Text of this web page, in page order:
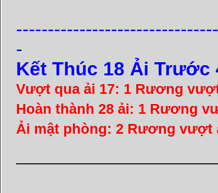
-
Kết Thúc 18 Ải Trước
Vượt qua ải 17: 1 Rương
Hoàn thành 28 ải: 1 Rương
Ải mật phòng: 2 Rương vượt